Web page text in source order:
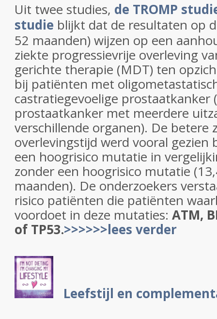
Uit twee studies, de TROMP
studie blijkt dat de resultaten op
52 maanden) wijzen op een
ziekte progressievrije overleving
gerichte therapie (MDT) ten
bij patiënten met
castratiegevoelige prostaatkanker
prostaatkanker met meerdere
verschillende organen). De betere
overlevingstijd werd vooral
een hoogrisico mutatie in
zonder een hoogrisico mutatie
maanden). De onderzoekers
risico patiënten die patiënten
voordoet in deze mutaties: ATM,
of TP53.>>>>>>lees verder
Leefstijl en